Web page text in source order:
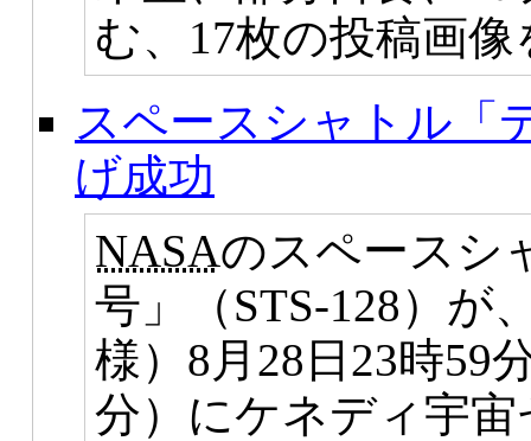
む、17枚の投稿画
スペースシャトル「
げ成功
NASAのスペースシ
号」（STS-128）が
様）8月28日23時59
分）にケネディ宇